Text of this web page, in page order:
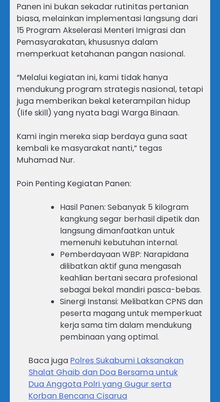
Panen ini bukan sekadar rutinitas pertanian
biasa, melainkan implementasi langsung dari
15 Program Akselerasi Menteri Imigrasi dan
Pemasyarakatan, khususnya dalam
memperkuat ketahanan pangan nasional.
“Melalui kegiatan ini, kami tidak hanya
mendukung program strategis nasional, tetapi
juga memberikan bekal keterampilan hidup
(life skill) yang nyata bagi Warga Binaan.
Kami ingin mereka siap berdaya guna saat
kembali ke masyarakat nanti,” tegas
Muhamad Nur.
Poin Penting Kegiatan Panen:
Hasil Panen: Sebanyak 5 kilogram
kangkung segar berhasil dipetik dan
langsung dimanfaatkan untuk
memenuhi kebutuhan internal.
Pemberdayaan WBP: Narapidana
dilibatkan aktif guna mengasah
keahlian bertani secara profesional
sebagai bekal mandiri pasca-bebas.
Sinergi Instansi: Melibatkan CPNS dan
peserta magang untuk memperkuat
kerja sama tim dalam mendukung
pembinaan yang optimal.
Baca juga Polres Sukabumi Laksanakan
Shalat Ghaib dan Doa Bersama untuk
Dua Anggota Polri yang Gugur serta
Korban Bencana Cisarua